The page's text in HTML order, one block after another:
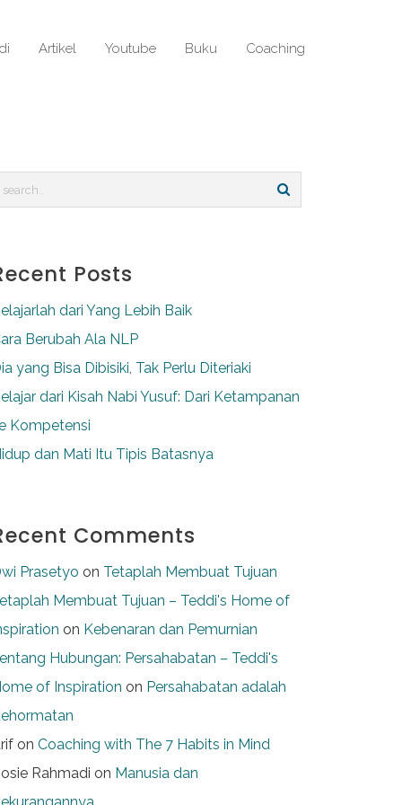
Artikel Youtube Buku Coaching
Posts
dari Yang Lebih Baik
Berubah Ala NLP
yang Bisa Dibisiki, Tak Perlu Diteriaki
dari Kisah Nabi Yusuf: Dari Ketampanan
Kompetensi
dan Mati Itu Tipis Batasnya
Comments
Prasetyo on Tetaplah Membuat Tujuan
Membuat Tujuan – Teddi's Home of
on Kebenaran dan Pemurnian
Hubungan: Persahabatan – Teddi's
of Inspiration on Persahabatan adalah
on Coaching with The 7 Habits in Mind
Rahmadi on Manusia dan